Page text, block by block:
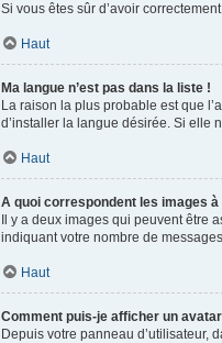
Si vous êtes sûr d’avoir
Haut
Ma langue n’est pas dans la liste !
La raison la plus probable est que
d’installer la langue désirée. Si elle
Haut
A quoi correspondent les images
Il y a deux images qui peuvent être
indiquant votre nombre de
Haut
Comment puis-je afficher un
Depuis votre panneau d’utilisateur,